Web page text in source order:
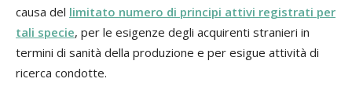
causa del limitato numero di principi attivi registrati per
tali specie, per le esigenze degli acquirenti stranieri in
termini di sanità della produzione e per esigue attività di
ricerca condotte.